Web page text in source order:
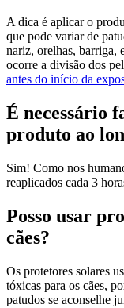
A dica é aplicar o
que pode variar de
nariz, orelhas, barriga,
ocorre a divisão dos
antes do início da
É necessário
produto ao
Sim! Como nos
reaplicados cada 3
Posso usar
cães?
Os protetores solares
tóxicas para os cães,
patudos se aconselhe